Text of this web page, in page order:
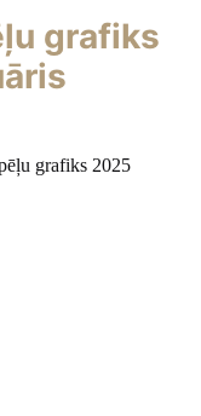
grafiks
grafiks 2025